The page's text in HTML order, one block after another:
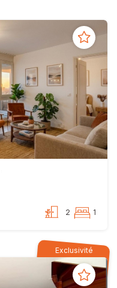
2 1
Exclusivité